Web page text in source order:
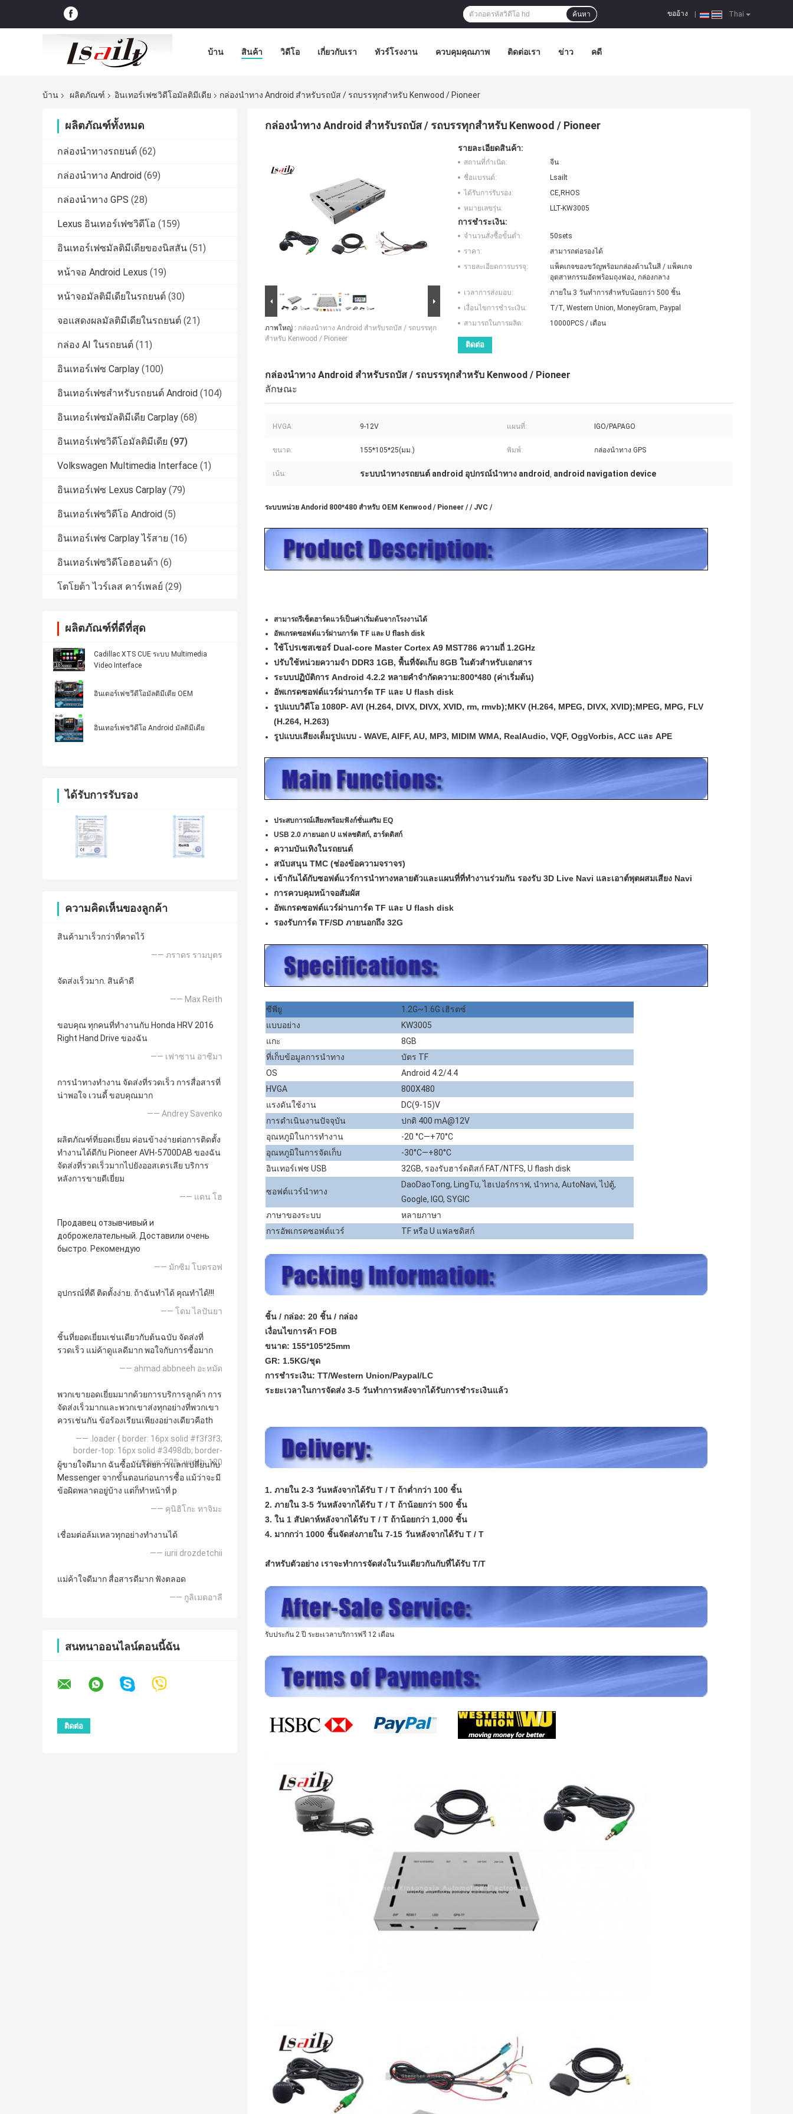
Thai
ขออ้าง
ค้นหา
บ้าน สินค้า วิดีโอ เกี่ยวกับเรา ทัวร์โรงงาน ควบคุมคุณภาพ ติดต่อเรา ข่าว คดี
บ้าน ผลิตภัณฑ์ อินเทอร์เฟซวิดีโอมัลติมีเดีย กล่องนำทาง Android สำหรับรถบัส / รถบรรทุกสำหรับ Kenwood / Pioneer
ผลิตภัณฑ์ทั้งหมด
กล่องนำทางรถยนต์ (62)
กล่องนำทาง Android (69)
กล่องนำทาง GPS (28)
Lexus อินเทอร์เฟซวิดีโอ (159)
อินเทอร์เฟซมัลติมีเดียของนิสสัน (51)
หน้าจอ Android Lexus (19)
หน้าจอมัลติมีเดียในรถยนต์ (30)
จอแสดงผลมัลติมีเดียในรถยนต์ (21)
กล่อง AI ในรถยนต์ (11)
อินเทอร์เฟซ Carplay (100)
อินเทอร์เฟซสำหรับรถยนต์ Android (104)
อินเทอร์เฟซมัลติมีเดีย Carplay (68)
อินเทอร์เฟซวิดีโอมัลติมีเดีย (97)
Volkswagen Multimedia Interface (1)
อินเทอร์เฟซ Lexus Carplay (79)
อินเทอร์เฟซวิดีโอ Android (5)
อินเทอร์เฟซ Carplay ไร้สาย (16)
อินเทอร์เฟซวิดีโอฮอนด้า (6)
โตโยต้า ไวร์เลส คาร์เพลย์ (29)
ผลิตภัณฑ์ที่ดีที่สุด
Cadillac XTS CUE ระบบ Multimedia
Video Interface
อินเตอร์เฟซวีดีโอมัลติมีเดีย OEM
อินเทอร์เฟซวิดีโอ Android มัลติมีเดีย
ได้รับการรับรอง
ความคิดเห็นของลูกค้า
สินค้ามาเร็วกว่าที่คาดไว้
—— ภราดร รามบุตร
จัดส่งเร็วมาก. สินค้าดี
—— Max Reith
ขอบคุณ ทุกคนที่ทำงานกับ Honda HRV 2016
Right Hand Drive ของฉัน
—— เฟาซาน อาซิมา
การนำทางทำงาน จัดส่งที่รวดเร็ว การสื่อสารที่
น่าพอใจ เวนดี้ ขอบคุณมาก
—— Andrey Savenko
ผลิตภัณฑ์ที่ยอดเยี่ยม ค่อนข้างง่ายต่อการติดตั้ง
ทำงานได้ดีกับ Pioneer AVH-5700DAB ของฉัน
จัดส่งที่รวดเร็วมากไปยังออสเตรเลีย บริการ
หลังการขายดีเยี่ยม
—— แดน โฮ
Продавец отзывчивый и
доброжелательный. Доставили очень
быстро. Рекомендую
—— มักซิม โบดรอฟ
อุปกรณ์ที่ดี ติดตั้งง่าย. ถ้าฉันทำได้ คุณทำได้!!!
—— โดม ไลปันยา
ชิ้นที่ยอดเยี่ยมเช่นเดียวกับต้นฉบับ จัดส่งที่
รวดเร็ว แม่ค้าดูแลดีมาก พอใจกับการซื้อมาก
—— ahmad abbneeh อะหมัด
พวกเขายอดเยี่ยมมากด้วยการบริการลูกค้า การ
จัดส่งเร็วมากและพวกเขาส่งทุกอย่างที่พวกเขา
ควรเช่นกัน ข้อร้องเรียนเพียงอย่างเดียวคือth
—— .loader { border: 16px solid #f3f3f3;
border-top: 16px solid #3498db; border-
radius: 50%; width: 120
ผู้ขายใจดีมาก ฉันซื้อมันโดยการแลกเปลี่ยนกับ
Messenger จากขั้นตอนก่อนการซื้อ แม้ว่าจะมี
ข้อผิดพลาดอยู่บ้าง แต่ก็ทำหน้าที่ p
—— คุนิฮิโกะ ทาจิมะ
เชื่อมต่อล้มเหลวทุกอย่างทำงานได้
—— iurii drozdetchii
แม่ค้าใจดีมาก สื่อสารดีมาก ฟังตลอด
—— กูลิเมดอาลี
สนทนาออนไลน์ตอนนี้ฉัน
กล่องนำทาง Android สำหรับรถบัส / รถบรรทุกสำหรับ Kenwood / Pioneer
ภาพใหญ่ : กล่องนำทาง Android สำหรับรถบัส / รถบรรทุก
สำหรับ Kenwood / Pioneer
รายละเอียดสินค้า:
สถานที่กำเนิด:
จีน
ชื่อแบรนด์:
Lsailt
ได้รับการรับรอง:
CE,RHOS
หมายเลขรุ่น:
LLT-KW3005
การชำระเงิน:
จำนวนสั่งซื้อขั้นต่ำ:
50sets
ราคา:
สามารถต่อรองได้
รายละเอียดการบรรจุ:
แพ็คเกจของขวัญพร้อมกล่องด้านในสี / แพ็คเกจ
อุตสาหกรรมอัดพร้อมถุงฟอง, กล่องกลาง
เวลาการส่งมอบ:
ภายใน 3 วันทำการสำหรับน้อยกว่า 500 ชิ้น
เงื่อนไขการชำระเงิน:
T/T, Western Union, MoneyGram, Paypal
สามารถในการผลิต:
10000PCS / เดือน
ติดต่อ
กล่องนำทาง Android สำหรับรถบัส / รถบรรทุกสำหรับ Kenwood / Pioneer
ลักษณะ
HVGA: 9-12V แผนที่: IGO/PAPAGO
ขนาด: 155*105*25(มม.) พิมพ์: กล่องนำทาง GPS
เน้น: ระบบนำทางรถยนต์ android อุปกรณ์นำทาง android, android navigation device
ระบบหน่วย Andorid 800*480 สำหรับ OEM Kenwood / Pioneer / / JVC /
สามารถรีเซ็ตฮาร์ดแวร์เป็นค่าเริ่มต้นจากโรงงานได้
อัพเกรดซอฟต์แวร์ผ่านการ์ด TF และ U flash disk
ใช้โปรเซสเซอร์ Dual-core Master Cortex A9 MST786 ความถี่ 1.2GHz
ปรับใช้หน่วยความจำ DDR3 1GB, พื้นที่จัดเก็บ 8GB ในตัวสำหรับเอกสาร
ระบบปฏิบัติการ Android 4.2.2 หลายคำจำกัดความ:800*480 (ค่าเริ่มต้น)
อัพเกรดซอฟต์แวร์ผ่านการ์ด TF และ U flash disk
รูปแบบวิดีโอ 1080P- AVI (H.264, DIVX, DIVX, XVID, rm, rmvb);MKV (H.264, MPEG, DIVX, XVID);MPEG, MPG, FLV
(H.264, H.263)
รูปแบบเสียงเต็มรูปแบบ - WAVE, AIFF, AU, MP3, MIDIM WMA, RealAudio, VQF, OggVorbis, ACC และ APE
ประสบการณ์เสียงพร้อมฟังก์ชั่นเสริม EQ
USB 2.0 ภายนอก U แฟลชดิสก์, ฮาร์ดดิสก์
ความบันเทิงในรถยนต์
สนับสนุน TMC (ช่องข้อความจราจร)
เข้ากันได้กับซอฟต์แวร์การนำทางหลายตัวและแผนที่ที่ทำงานร่วมกัน รองรับ 3D Live Navi และเอาต์พุตผสมเสียง Navi
การควบคุมหน้าจอสัมผัส
อัพเกรดซอฟต์แวร์ผ่านการ์ด TF และ U flash disk
รองรับการ์ด TF/SD ภายนอกถึง 32G
ซีพียู
1.2G~1.6G เฮิรตซ์
แบบอย่าง
KW3005
แกะ
8GB
ที่เก็บข้อมูลการนำทาง
บัตร TF
OS
Android 4.2/4.4
HVGA
800X480
แรงดันใช้งาน
DC(9-15)V
การดำเนินงานปัจจุบัน
ปกติ 400 mA@12V
อุณหภูมิในการทำงาน
-20 °C—+70°C
อุณหภูมิในการจัดเก็บ
-30°C—+80°C
อินเทอร์เฟซ USB
32GB, รองรับฮาร์ดดิสก์ FAT/NTFS, U flash disk
ซอฟต์แวร์นำทาง
DaoDaoTong, LingTu, ไฮเปอร์กราฟ, นำทาง, AutoNavi, ไป่ตู้,
Google, IGO, SYGIC
ภาษาของระบบ
หลายภาษา
การอัพเกรดซอฟต์แวร์
TF หรือ U แฟลชดิสก์
ชิ้น / กล่อง: 20 ชิ้น / กล่อง
เงื่อนไขการค้า FOB
ขนาด: 155*105*25mm
GR: 1.5KG/ชุด
การชำระเงิน: TT/Western Union/Paypal/LC
ระยะเวลาในการจัดส่ง 3-5 วันทำการหลังจากได้รับการชำระเงินแล้ว
1. ภายใน 2-3 วันหลังจากได้รับ T / T ถ้าต่ำกว่า 100 ชิ้น
2. ภายใน 3-5 วันหลังจากได้รับ T / T ถ้าน้อยกว่า 500 ชิ้น
3. ใน 1 สัปดาห์หลังจากได้รับ T / T ถ้าน้อยกว่า 1,000 ชิ้น
4. มากกว่า 1000 ชิ้นจัดส่งภายใน 7-15 วันหลังจากได้รับ T / T
สำหรับตัวอย่าง เราจะทำการจัดส่งในวันเดียวกันกับที่ได้รับ T/T
รับประกัน 2 ปี ระยะเวลาบริการฟรี 12 เดือน